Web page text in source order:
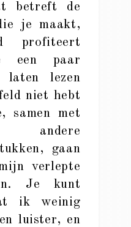
de
je maakt,
profiteert
een paar
laten lezen
niet hebt
samen met
andere
gaan
verlepte
Je kunt
ik weinig
luister, en